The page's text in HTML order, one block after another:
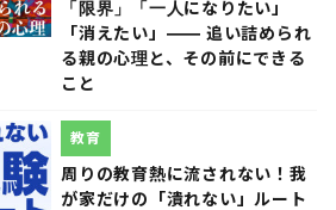
「限界」「一人になりたい」
「消えたい」―― 追い詰められ
る親の心理と、その前にできる
こと
周りの教育熱に流されない！我
が家だけの「潰れない」ルート
教育